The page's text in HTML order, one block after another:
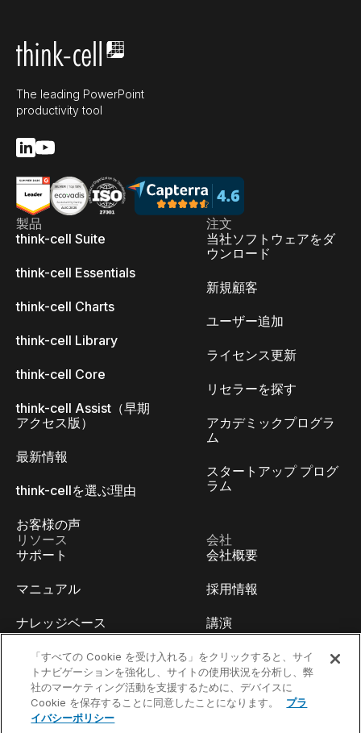
The leading PowerPoint
productivity tool
製品
think-cell Suite
think-cell Essentials
think-cell Charts
think-cell Library
think-cell Core
think-cell Assist（早期
アクセス版）
最新情報
think-cellを選ぶ理由
お客様の声
注文
当社ソフトウェアをダ
ウンロード
新規顧客
ユーザー追加
ライセンス更新
リセラーを探す
アカデミックプログラ
ム
スタートアップ プログ
ラム
リソース
サポート
マニュアル
ナレッジベース
think-cell Academy
ビデオチュートリアル
コンテンツハブ
会社
会社概要
採用情報
講演
イベント
開発者ブログ
「すべての Cookie を受け入れる」をクリックすると、サイ
トナビゲーションを強化し、サイトの使用状況を分析し、弊
社のマーケティング活動を支援するために、デバイスに
Cookie を保存することに同意したことになります。
プラ
イバシーポリシー